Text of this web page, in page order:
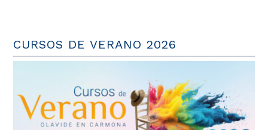
CURSOS DE VERANO 2026